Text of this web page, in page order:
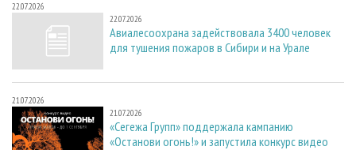
22.07.2026
22.07.2026
Авиалесоохрана задействовала 3400 человек
для тушения пожаров в Сибири и на Урале
21.07.2026
21.07.2026
«Сегежа Групп» поддержала кампанию
«Останови огонь!» и запустила конкурс видео